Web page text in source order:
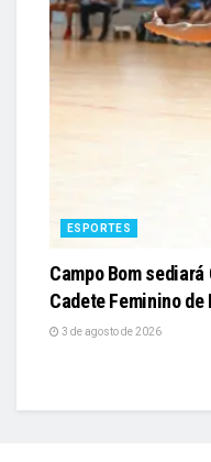
ESPORTES
Campo Bom
Cadete Feminino
3 de agosto de 2026